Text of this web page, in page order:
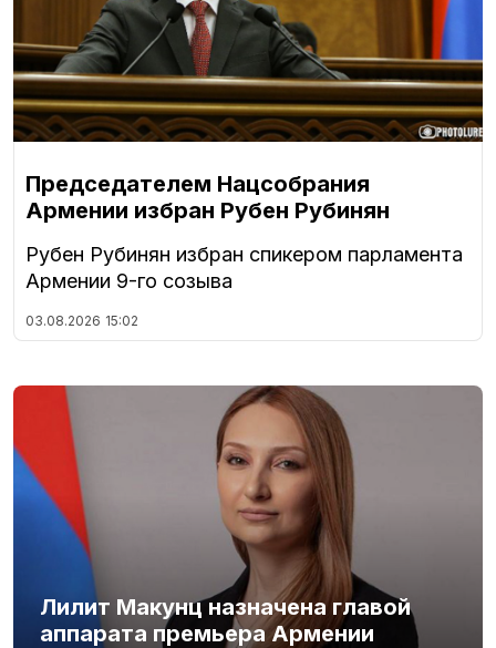
Председателем Нацсобрания
Армении избран Рубен Рубинян
Рубен Рубинян избран спикером парламента
Армении 9-го созыва
03.08.2026 15:02
Лилит Макунц назначена главой
аппарата премьера Армении